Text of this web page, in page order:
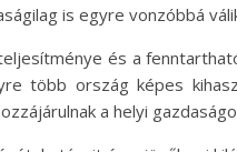
is egyre vonzóbbá
és a
több ország képes
a helyi